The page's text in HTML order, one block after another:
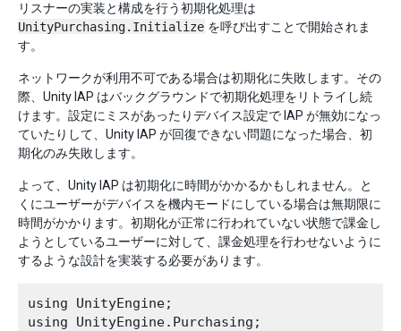
リスナーの実装と構成を行う初期化処理は
UnityPurchasing.Initialize を呼び出すことで開始されま
す。
ネットワークが利用不可である場合は初期化に失敗します。その
際、Unity IAP はバックグラウンドで初期化処理をリトライし続
けます。設定にミスがあったりデバイス設定で IAP が無効になっ
ていたりして、Unity IAP が回復できない問題になった場合、初
期化のみ失敗します。
よって、Unity IAP は初期化に時間がかかるかもしれません。と
くにユーザーがデバイスを機内モードにしている場合は無期限に
時間がかかります。初期化が正常に行われていない状態で課金し
ようとしているユーザーに対して、課金処理を行わせないように
するような設計を実装する必要があります。
using UnityEngine;
using UnityEngine.Purchasing;